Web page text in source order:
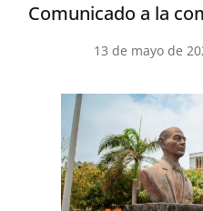
Comunicado a la
13 de mayo de